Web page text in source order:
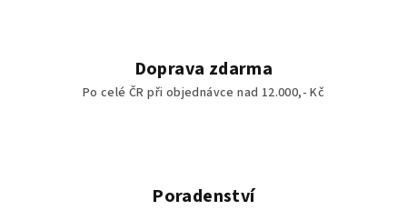
Doprava zdarma
Po celé ČR při objednávce nad 12.000,- Kč
Poradenství